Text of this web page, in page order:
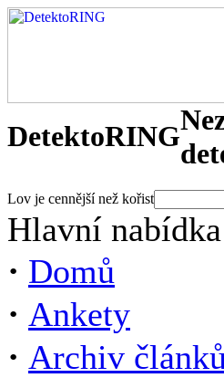
DetektoRING
Lov je cennější než kořist
Hlavní nabídka
· Domů
· Ankety
· Archiv článků